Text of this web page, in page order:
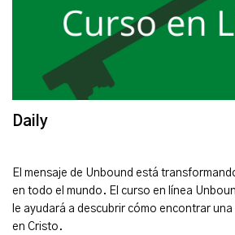
Daily
El mensaje de Unbound está
en todo el mundo. El curso en línea
le ayudará a descubrir cómo encontrar
en Cristo.